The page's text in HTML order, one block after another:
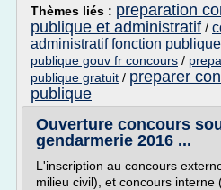
Thèmes liés : preparation
publique et administratif /
administratif fonction
publique gouv fr concours /
publique gratuit / preparer
publique
Ouverture concours
gendarmerie 2016 ...
L'inscription au concours
milieu civil), et concours interne